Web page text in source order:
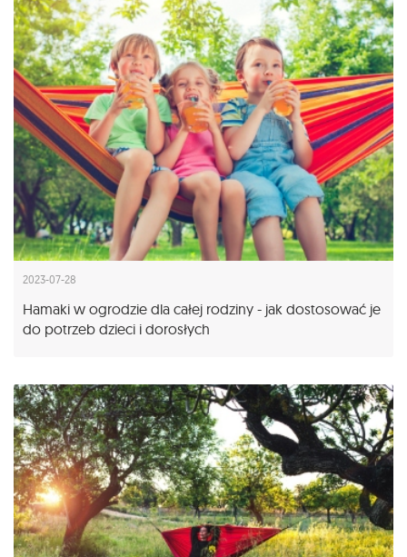
2023-07-28
Hamaki w ogrodzie dla całej rodziny - jak dostosować je
do potrzeb dzieci i dorosłych